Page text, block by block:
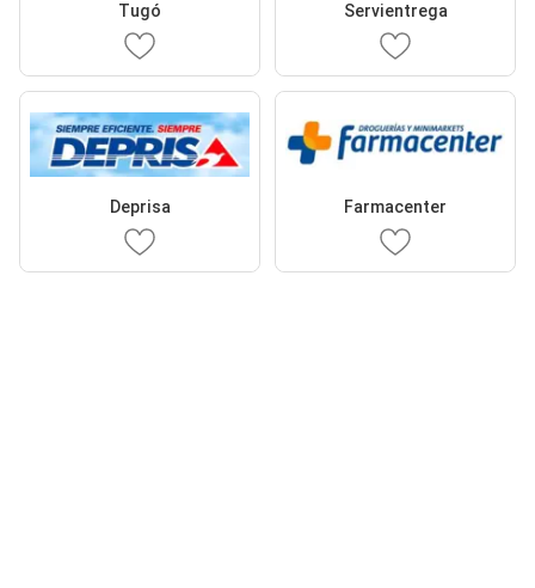
Tugó Servientrega
Deprisa Farmacenter